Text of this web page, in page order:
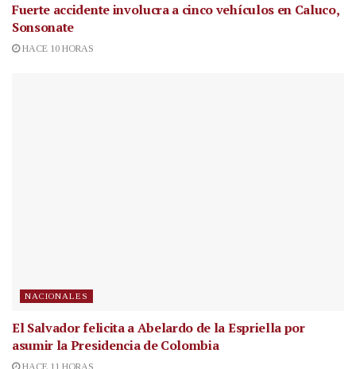
Fuerte accidente involucra a cinco vehículos en Caluco,
Sonsonate
HACE 10 HORAS
NACIONALES
El Salvador felicita a Abelardo de la Espriella por
asumir la Presidencia de Colombia